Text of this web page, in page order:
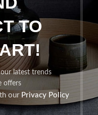
TO
latest trends
offers
our Privacy Policy